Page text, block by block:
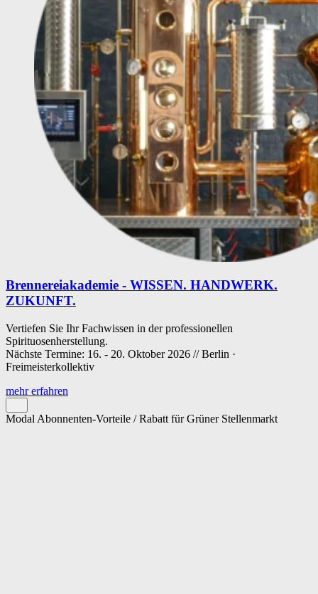
Brennereiakademie - WISSEN. HANDWERK.
ZUKUNFT.
Vertiefen Sie Ihr Fachwissen in der professionellen
Spirituosenherstellung.
Nächste Termine: 16. - 20. Oktober 2026 // Berlin ·
Freimeisterkollektiv
mehr erfahren
Modal Abonnenten-Vorteile / Rabatt für Grüner Stellenmarkt